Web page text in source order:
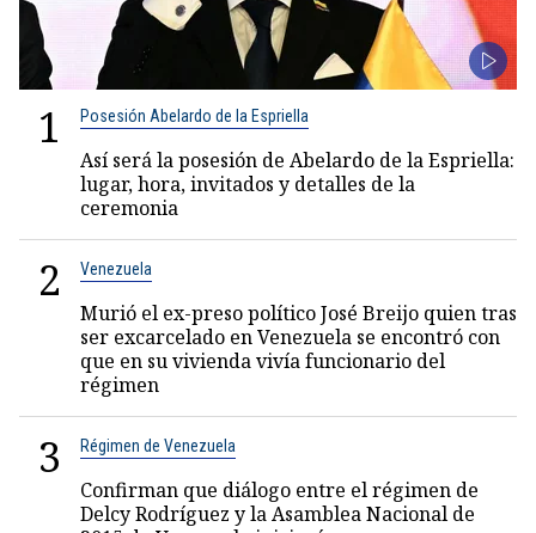
1 Posesión Abelardo de la Espriella
Así será la posesión de Abelardo de la Espriella:
lugar, hora, invitados y detalles de la
ceremonia
2 Venezuela
Murió el ex-preso político José Breijo quien tras
ser excarcelado en Venezuela se encontró con
que en su vivienda vivía funcionario del
régimen
3 Régimen de Venezuela
Confirman que diálogo entre el régimen de
Delcy Rodríguez y la Asamblea Nacional de